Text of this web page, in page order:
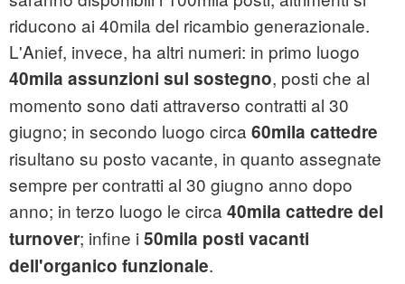
riducono ai 40mila del ricambio generazionale.
L'Anief, invece, ha altri numeri: in primo luogo
40mila assunzioni sul sostegno, posti che al
momento sono dati attraverso contratti al 30
giugno; in secondo luogo circa 60mila cattedre
risultano su posto vacante, in quanto assegnate
sempre per contratti al 30 giugno anno dopo
anno; in terzo luogo le circa 40mila cattedre del
turnover; infine i 50mila posti vacanti
dell'organico funzionale.